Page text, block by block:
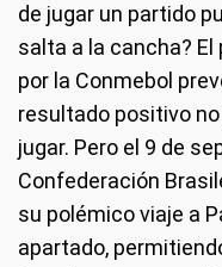
de jugar un partido
salta a la cancha?
por la Conmebol
resultado positivo
jugar. Pero el 9 de
Confederación
su polémico viaje a
apartado,